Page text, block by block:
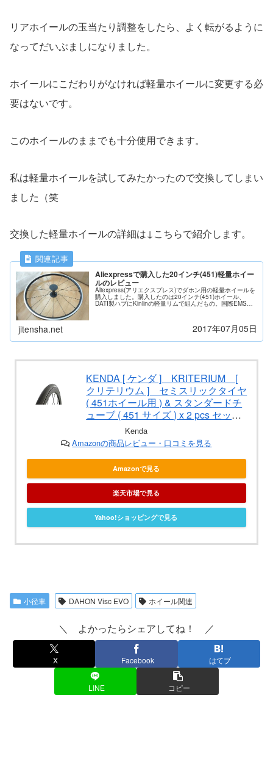
リアホイールの玉当たり調整をしたら、よく転がるように
なってだいぶましになりました。
ホイールにこだわりがなければ軽量ホイールに変更する必
要はないです。
このホイールのままでも十分使用できます。
私は軽量ホイールを試してみたかったので交換してしまい
ました（笑
交換した軽量ホイールの詳細は↓こちらで紹介します。
Aliexpressで購入した20インチ(451)軽量ホイー
ルのレビュー
Aliexpress(アリエクスプレス)でダホン用の軽量ホイールを
購入しました。購入したのは20インチ(451)ホイール、
DATI製ハブにKinlinの軽量リムで組んだもの。国際EMSの
送料と合わせて2万円以下で購入することができます。
jitensha.net 2017年07月05日
KENDA [ ケンダ ] KRITERIUM [
クリテリウム ] セミスリックタイヤ
( 451ホイール用 ) & スタンダードチ
ューブ ( 451 サイズ ) x 2 pcs セッ
ト / タイヤ: 20"-1-1/8" (28-451) &
チューブ: 20"x1-1/8"
Kenda
Amazonの商品レビュー・口コミを見る
Amazonで見る
楽天市場で見る
Yahoo!ショッピングで見る
小径車 DAHON Visc EVO ホイール関連
＼ よかったらシェアしてね！ ／
X Facebook はてブ
LINE コピー